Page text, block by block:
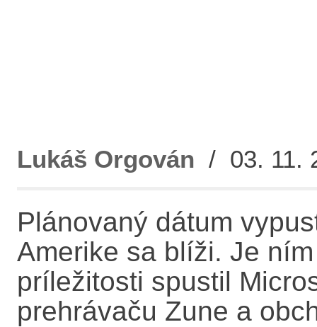
Lukáš Orgován / 03. 11.
Plánovaný dátum
Amerike sa blíži. Je
príležitosti spustil
prehrávaču Zune a